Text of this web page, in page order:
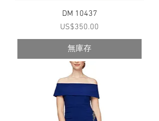
DM 10437
價格
US$350.00
無庫存